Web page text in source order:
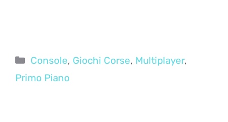
Categorie
Console, Giochi Corse, Multiplayer,
Primo Piano